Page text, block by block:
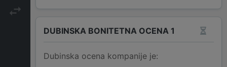
Izvoz
DUBINSKA BONITETNA OCENA 1
Dubinska ocena kompanije je: